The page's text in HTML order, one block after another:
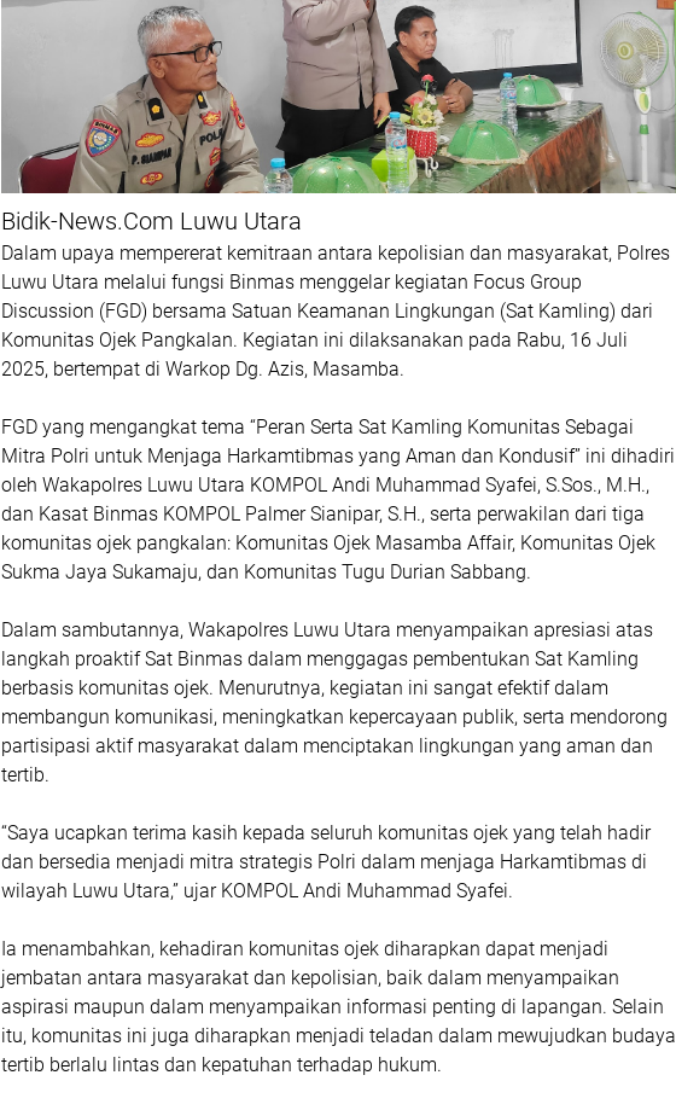
Bidik-News.Com Luwu Utara
Dalam upaya mempererat kemitraan antara kepolisian dan masyarakat, Polres
Luwu Utara melalui fungsi Binmas menggelar kegiatan Focus Group
Discussion (FGD) bersama Satuan Keamanan Lingkungan (Sat Kamling) dari
Komunitas Ojek Pangkalan. Kegiatan ini dilaksanakan pada Rabu, 16 Juli
2025, bertempat di Warkop Dg. Azis, Masamba.
FGD yang mengangkat tema “Peran Serta Sat Kamling Komunitas Sebagai
Mitra Polri untuk Menjaga Harkamtibmas yang Aman dan Kondusif” ini dihadiri
oleh Wakapolres Luwu Utara KOMPOL Andi Muhammad Syafei, S.Sos., M.H.,
dan Kasat Binmas KOMPOL Palmer Sianipar, S.H., serta perwakilan dari tiga
komunitas ojek pangkalan: Komunitas Ojek Masamba Affair, Komunitas Ojek
Sukma Jaya Sukamaju, dan Komunitas Tugu Durian Sabbang.
Dalam sambutannya, Wakapolres Luwu Utara menyampaikan apresiasi atas
langkah proaktif Sat Binmas dalam menggagas pembentukan Sat Kamling
berbasis komunitas ojek. Menurutnya, kegiatan ini sangat efektif dalam
membangun komunikasi, meningkatkan kepercayaan publik, serta mendorong
partisipasi aktif masyarakat dalam menciptakan lingkungan yang aman dan
tertib.
“Saya ucapkan terima kasih kepada seluruh komunitas ojek yang telah hadir
dan bersedia menjadi mitra strategis Polri dalam menjaga Harkamtibmas di
wilayah Luwu Utara,” ujar KOMPOL Andi Muhammad Syafei.
Ia menambahkan, kehadiran komunitas ojek diharapkan dapat menjadi
jembatan antara masyarakat dan kepolisian, baik dalam menyampaikan
aspirasi maupun dalam menyampaikan informasi penting di lapangan. Selain
itu, komunitas ini juga diharapkan menjadi teladan dalam mewujudkan budaya
tertib berlalu lintas dan kepatuhan terhadap hukum.